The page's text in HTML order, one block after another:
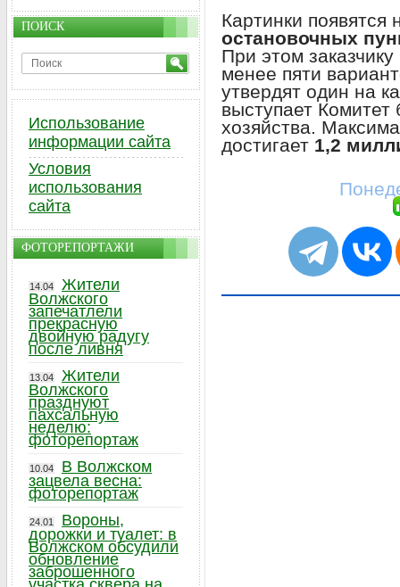
Картинки появятся
остановочных
При этом
менее пяти
утвердят один на
выступает Комитет
хозяйства.
достигает 1,2
ПОИСК
Использование
информации сайта
Условия
использования
сайта
ФОТОРЕПОРТАЖИ
14.04
Жители
Волжского
запечатлели
прекрасную
двойную радугу
после ливня
13.04
Жители
Волжского
празднуют
пахсальную
неделю:
фоторепортаж
10.04
В Волжском
зацвела весна:
фоторепортаж
24.01
Вороны,
дорожки и туалет: в
Волжском обсудили
обновление
заброшенного